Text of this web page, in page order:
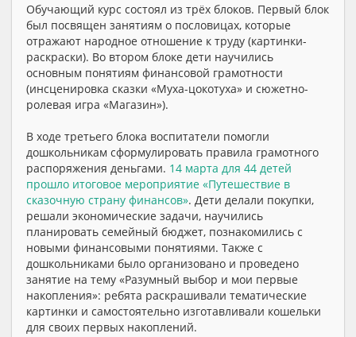
Обучающий курс состоял из трёх блоков. Первый блок
был посвящен занятиям о пословицах, которые
отражают народное отношение к труду (картинки-
раскраски). Во втором блоке дети научились
основным понятиям финансовой грамотности
(инсценировка сказки «Муха-цокотуха» и сюжетно-
ролевая игра «Магазин»).
В ходе третьего блока воспитатели помогли
дошкольникам сформулировать правила грамотного
распоряжения деньгами. 14 марта для 44 детей
прошло итоговое мероприятие «Путешествие в
сказочную страну финансов». Дети делали покупки,
решали экономические задачи, научились
планировать семейный бюджет, познакомились с
новыми финансовыми понятиями. Также с
дошкольниками было организовано и проведено
занятие на тему «Разумный выбор и мои первые
накопления»: ребята раскрашивали тематические
картинки и самостоятельно изготавливали кошельки
для своих первых накоплений.